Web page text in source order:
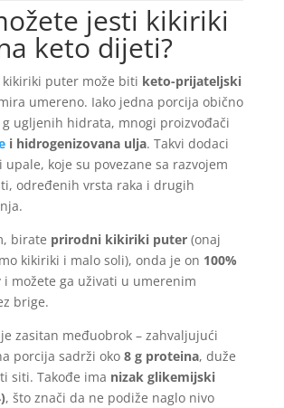
jesti kikiriki
keto dijeti?
puter može biti keto-prijateljski
umereno. Iako jedna porcija obično
g ugljenih hidrata, mnogi proizvođači
i hidrogenizovana ulja. Takvi dodaci
upale, koje su povezane sa razvojem
određenih vrsta raka i drugih
birate prirodni kikiriki puter(onaj
kikiriki i malo soli), onda je on 100%
i možete ga uživati u umerenim
brige.
zasitan međuobrok – zahvaljujući
porcija sadrži oko 8 g proteina, duže
siti. Takođe ima nizak glikemijski
, što znači da ne podiže naglo nivo